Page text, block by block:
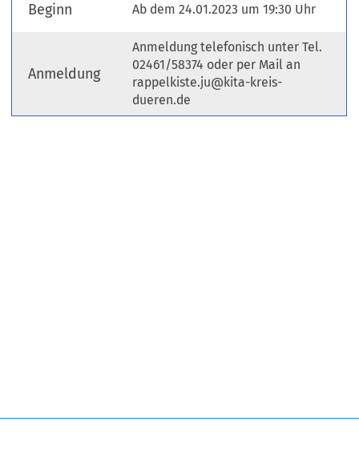
Beginn Ab dem 24.01.2023 um 19:30 Uhr
Anmeldung
Anmeldung telefonisch unter Tel.
02461/58374 oder per Mail an
rappelkiste.ju@kita-kreis-
dueren.de